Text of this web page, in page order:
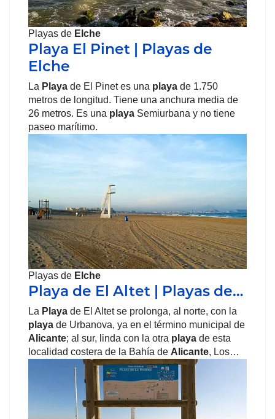
Playas de Elche
Playa El Pinet | Playas de
Elche
La Playa de El Pinet es una playa de 1.750
metros de longitud. Tiene una anchura media de
26 metros. Es una playa Semiurbana y no tiene
paseo marítimo.
Playas de Elche
Playa de El Altet | Playas de…
La Playa de El Altet se prolonga, al norte, con la
playa de Urbanova, ya en el término municipal de
Alicante; al sur, linda con la otra playa de esta
localidad costera de la Bahía de Alicante, Los…